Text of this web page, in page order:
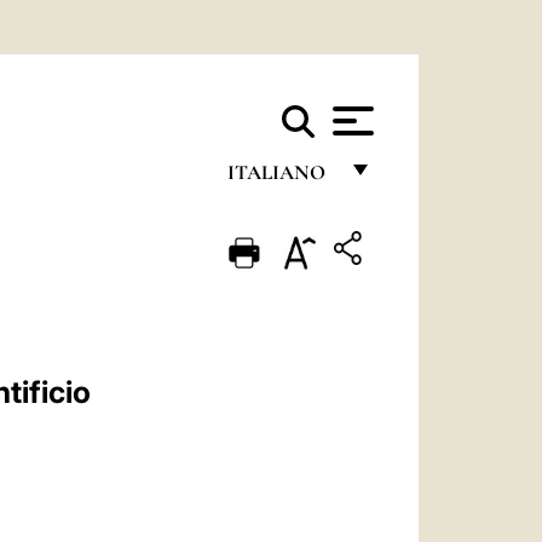
ITALIANO
ENGLISH